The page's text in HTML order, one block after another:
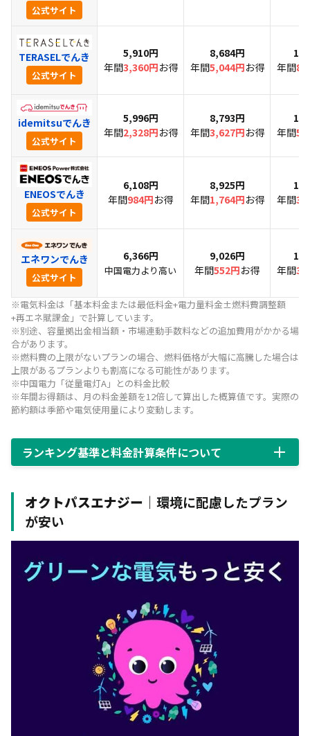
公式サイト
TERASELでんき
公式サイト
5,910円
年間3,360円お得
8,684円
年間5,044円お得
年間
idemitsuでんき
公式サイト
5,996円
年間2,328円お得
8,793円
年間3,627円お得
年間
ENEOSでんき
公式サイト
6,108円
年間984円お得
8,925円
年間1,764円お得
年間
エネワンでんき
公式サイト
6,366円
中国電力より高い
9,026円
年間552円お得
年間
※電気料金は「基本料金または最低料金+電力量料金±燃料費調整額
+再エネ賦課金」で計算しています。
※別途、容量拠出金相当額・市場連動手数料などの追加費用がかかる場
合があります。
※燃料費の上限がないプランの場合、燃料価格が大幅に高騰した場合は
上限があるプランよりも割高になる可能性があります。
※中国電力「従量電灯A」との料金比較
※年間お得額は、月の料金差額を12倍して算出した概算値です。実際の
節約額は季節や電気使用量により変動します。
ランキング基準と料金計算条件について
オクトパスエナジー ｜環境に配慮したプラン
が安い